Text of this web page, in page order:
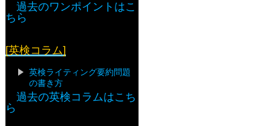
過去のワンポイントはこ
ちら
[英検コラム]
英検ライティング要約問題
の書き方
過去の英検コラムはこち
ら